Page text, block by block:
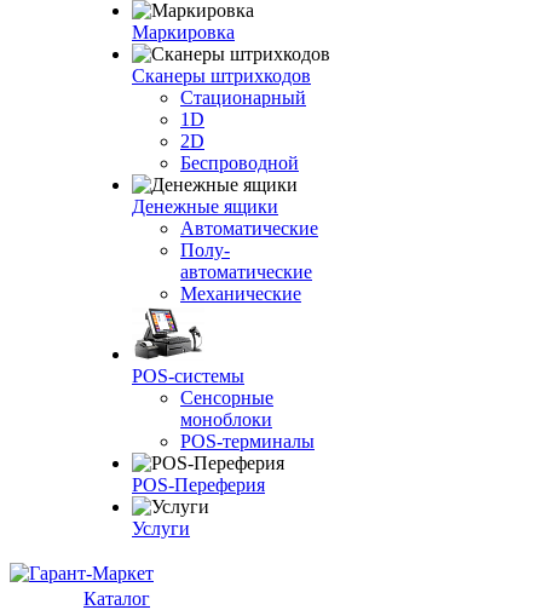
Маркировка
Сканеры штрихкодов
Стационарный
1D
2D
Беспроводной
Денежные ящики
Автоматические
Полу-
автоматические
Механические
POS-системы
Сенсорные
моноблоки
POS-терминалы
POS-Переферия
Услуги
Каталог